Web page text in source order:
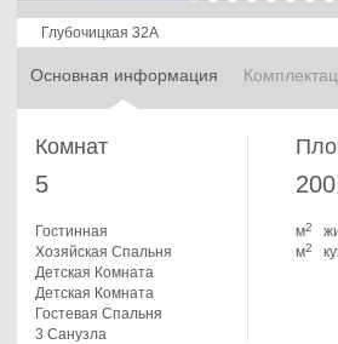
Глубочицкая 32А
Основная информация
Комнат
5
Гостинная
Хозяйская Спальня
Детская Комната
Детская Комната
Гостевая Спальня
3 Санузла
м2
м2